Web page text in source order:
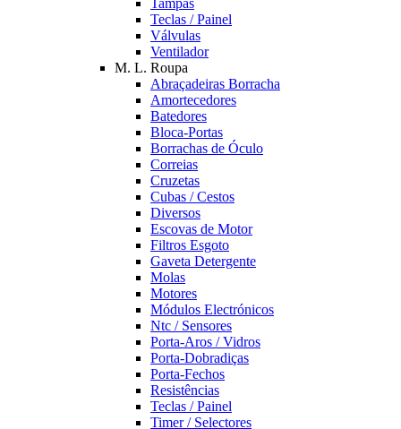
Tampas
Teclas / Painel
Válvulas
Ventilador
M. L. Roupa
Abraçadeiras Borracha
Amortecedores
Batedores
Bloca-Portas
Borrachas de Óculo
Correias
Cruzetas
Cubas / Cestos
Diversos
Escovas de Motor
Filtros Esgoto
Gaveta Detergente
Molas
Motores
Módulos Electrónicos
Ntc / Sensores
Porta-Aros / Vidros
Porta-Dobradiças
Porta-Fechos
Resistências
Teclas / Painel
Timer / Selectores